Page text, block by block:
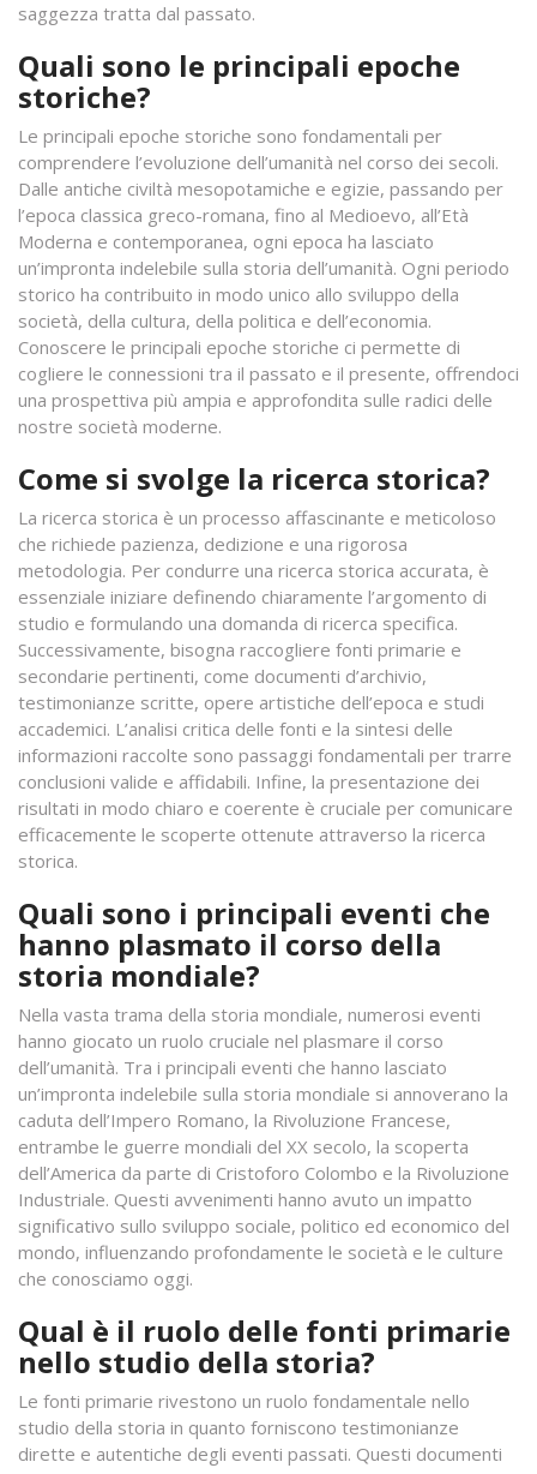
saggezza tratta dal passato.
Quali sono le principali epoche
storiche?
Le principali epoche storiche sono fondamentali per
comprendere l’evoluzione dell’umanità nel corso dei secoli.
Dalle antiche civiltà mesopotamiche e egizie, passando per
l’epoca classica greco-romana, fino al Medioevo, all’Età
Moderna e contemporanea, ogni epoca ha lasciato
un’impronta indelebile sulla storia dell’umanità. Ogni periodo
storico ha contribuito in modo unico allo sviluppo della
società, della cultura, della politica e dell’economia.
Conoscere le principali epoche storiche ci permette di
cogliere le connessioni tra il passato e il presente, offrendoci
una prospettiva più ampia e approfondita sulle radici delle
nostre società moderne.
Come si svolge la ricerca storica?
La ricerca storica è un processo affascinante e meticoloso
che richiede pazienza, dedizione e una rigorosa
metodologia. Per condurre una ricerca storica accurata, è
essenziale iniziare definendo chiaramente l’argomento di
studio e formulando una domanda di ricerca specifica.
Successivamente, bisogna raccogliere fonti primarie e
secondarie pertinenti, come documenti d’archivio,
testimonianze scritte, opere artistiche dell’epoca e studi
accademici. L’analisi critica delle fonti e la sintesi delle
informazioni raccolte sono passaggi fondamentali per trarre
conclusioni valide e affidabili. Infine, la presentazione dei
risultati in modo chiaro e coerente è cruciale per comunicare
efficacemente le scoperte ottenute attraverso la ricerca
storica.
Quali sono i principali eventi che
hanno plasmato il corso della
storia mondiale?
Nella vasta trama della storia mondiale, numerosi eventi
hanno giocato un ruolo cruciale nel plasmare il corso
dell’umanità. Tra i principali eventi che hanno lasciato
un’impronta indelebile sulla storia mondiale si annoverano la
caduta dell’Impero Romano, la Rivoluzione Francese,
entrambe le guerre mondiali del XX secolo, la scoperta
dell’America da parte di Cristoforo Colombo e la Rivoluzione
Industriale. Questi avvenimenti hanno avuto un impatto
significativo sullo sviluppo sociale, politico ed economico del
mondo, influenzando profondamente le società e le culture
che conosciamo oggi.
Qual è il ruolo delle fonti primarie
nello studio della storia?
Le fonti primarie rivestono un ruolo fondamentale nello
studio della storia in quanto forniscono testimonianze
dirette e autentiche degli eventi passati. Questi documenti